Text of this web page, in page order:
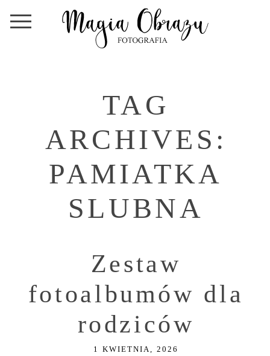
TAG
ARCHIVES:
PAMIATKA
SLUBNA
Zestaw
fotoalbumów dla
rodziców
1 KWIETNIA, 2026